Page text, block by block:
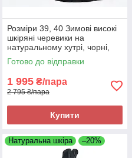
Розміри 39, 40 Зимові високі
шкіряні черевики на
натуральному хутрі, чорні,
теплі і комфортні Brave 7000
Готово до відправки
1 995 ₴/пара
2 795 ₴/пара
Купити
Натуральна шкіра –20%